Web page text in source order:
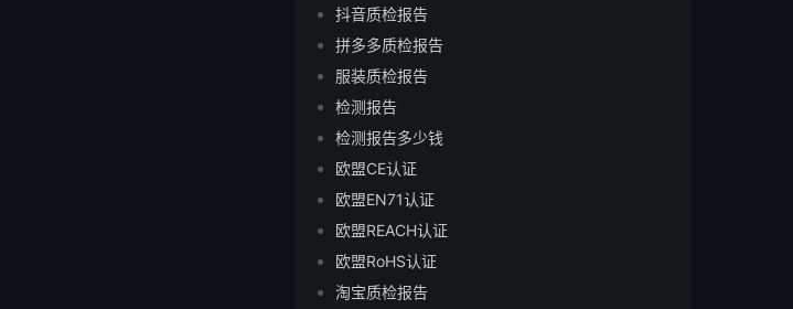
抖音质检报告
拼多多质检报告
服装质检报告
检测报告
检测报告多少钱
欧盟CE认证
欧盟EN71认证
欧盟REACH认证
欧盟RoHS认证
淘宝质检报告